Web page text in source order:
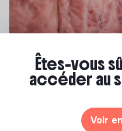
Compétences & formations
Êtes-vous
accéder au
Voir